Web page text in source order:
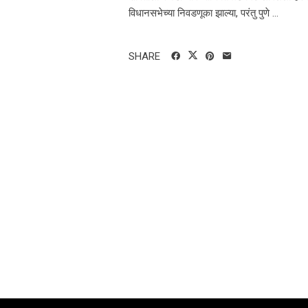
विधानसभेच्या निवडणूका झाल्या, परंतु पुणे ...
SHARE